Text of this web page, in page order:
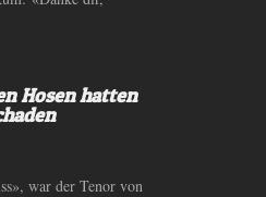
Hosen hatten
war der Tenor von